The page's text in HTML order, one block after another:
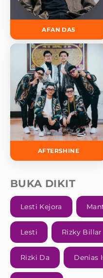
AFAN DA5
AFTERSHINE
BUKA DIKIT
Lesti Kejora
Lesti Rizky Billar
Rizki Da Denias